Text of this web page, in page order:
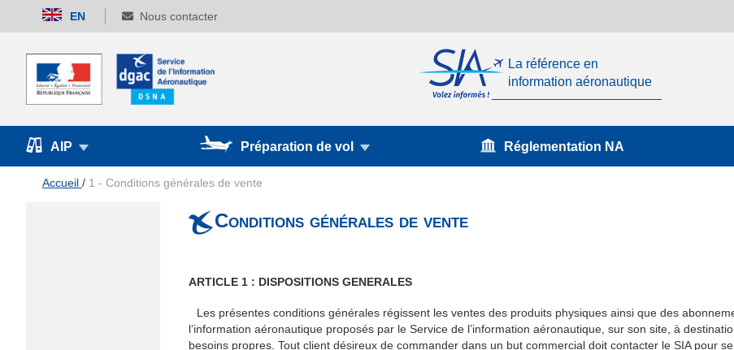
Allez
au
EN Nous contacter
La référence en
information aéronautique
AIP Préparation de vol Réglementation NA
Accueil 1 - Conditions générales de vente
Conditions générales de vente
ARTICLE 1 : DISPOSITIONS GENERALES
Les présentes conditions générales régissent les ventes des produits physiques ainsi que des
l’information aéronautique proposés par le Service de l’information aéronautique, sur son site, à
besoins propres. Tout client désireux de commander dans un but commercial doit contacter le SIA pour